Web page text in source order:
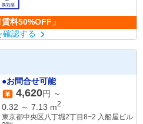
料50%OFF」
確認する
●お問合せ可能
4,620円 ～
0.32 ～ 7.13 m2
東京都中央区八丁堀2丁目8−2 入船屋ビル